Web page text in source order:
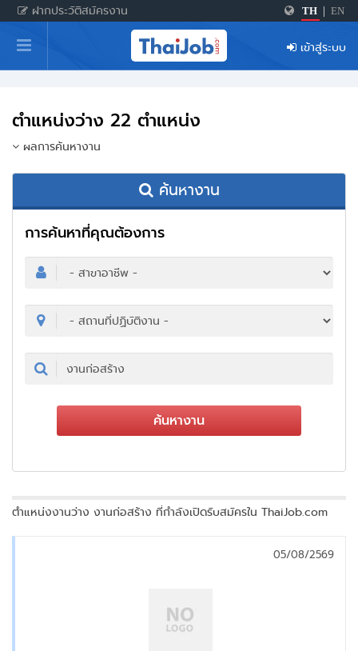
ฝากประวัติสมัครงาน TH EN
หน้าหลัก
ผู้สมัครงาน: เข้าสู่ระบบ
เกร็ดความรู้
สำหรับผู้ประกอบการ
เข้าสู่ระบบ
ตำแหน่งว่าง 22 ตำแหน่ง
ผลการค้นหางาน
ค้นหางาน
การค้นหาที่คุณต้องการ
ค้นหางาน
ตำแหน่งงานว่าง งานก่อสร้าง ที่กำลังเปิดรับสมัครใน ThaiJob.com
05/08/2569